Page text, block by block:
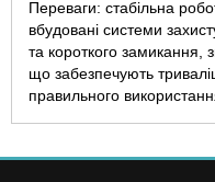
Переваги: стабільна
вбудовані системи
та короткого замикання,
що забезпечують
правильного